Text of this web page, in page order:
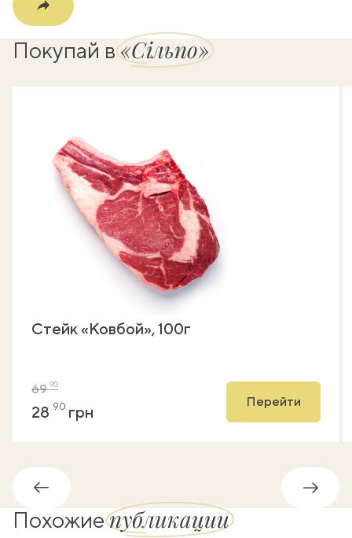
Покупай в«Сільпо»
Стейк «Ковбой», 100г
6990
28 90 грн
Перейти
Обратно
Похожиепубликации